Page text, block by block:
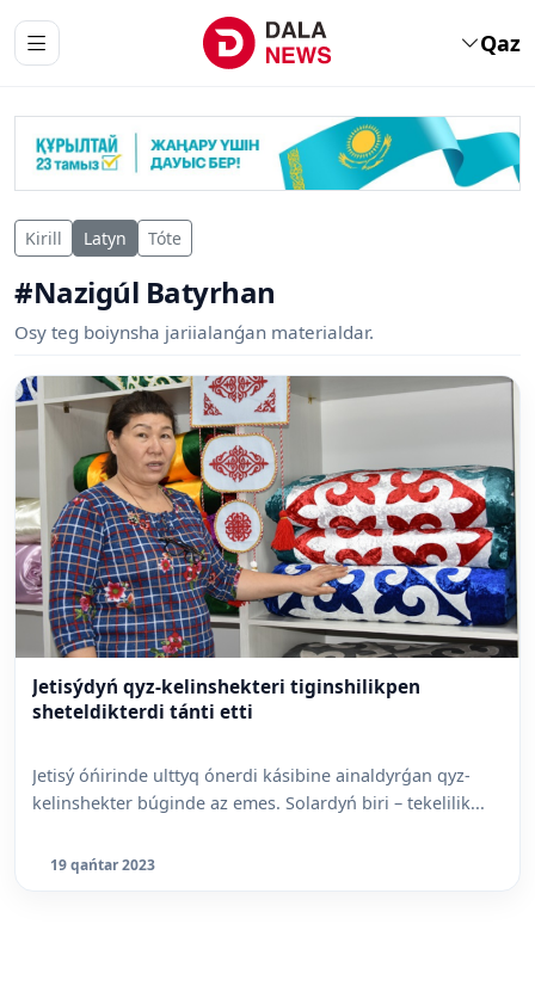
Qaz
Kirill Latyn Tóte
#Nazigúl Batyrhan
Osy teg boiynsha jariialanǵan materialdar.
Jetisýdyń qyz-kelinshekteri tiginshilikpen
sheteldikterdi tánti etti
Jetisý óńirinde ulttyq ónerdi kásibine ainaldyrǵan qyz-
kelinshekter búginde az emes. Solardyń biri – tekelilik...
19 qańtar 2023